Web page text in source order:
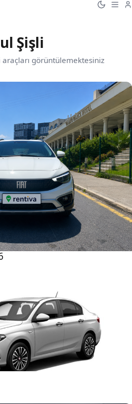
Şişli
görüntülemektesiniz